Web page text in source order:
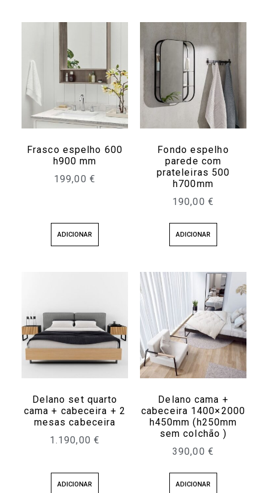
Frasco espelho 600
h900 mm
199,00 €
ADICIONAR
Fondo espelho
parede com
prateleiras 500
h700mm
190,00 €
ADICIONAR
Delano set quarto
cama + cabeceira + 2
mesas cabeceira
1.190,00 €
ADICIONAR
Delano cama +
cabeceira 1400×2000
h450mm (h250mm
sem colchão )
390,00 €
ADICIONAR